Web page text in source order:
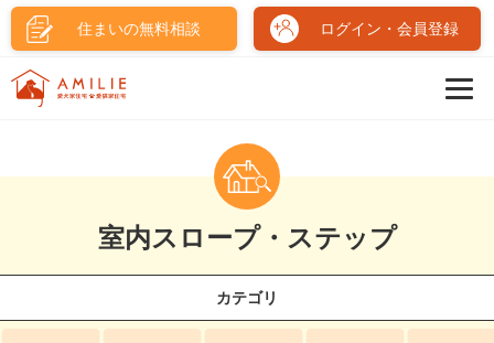
住まいの無料相談 ログイン・会員登録
室内スロープ・ステップ
カテゴリ